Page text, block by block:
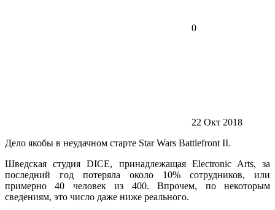
0
22 Окт 2018
Дело якобы в неудачном старте Star Wars Battlefront II.
Шведская студия DICE, принадлежащая Electronic Arts, за
последний год потеряла около 10% сотрудников, или
примерно 40 человек из 400. Впрочем, по некоторым
сведениям, это число даже ниже реального.